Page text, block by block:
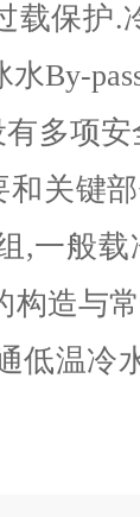
载保护.
水By-
多项
和关键
,一般载
构造与
低温冷